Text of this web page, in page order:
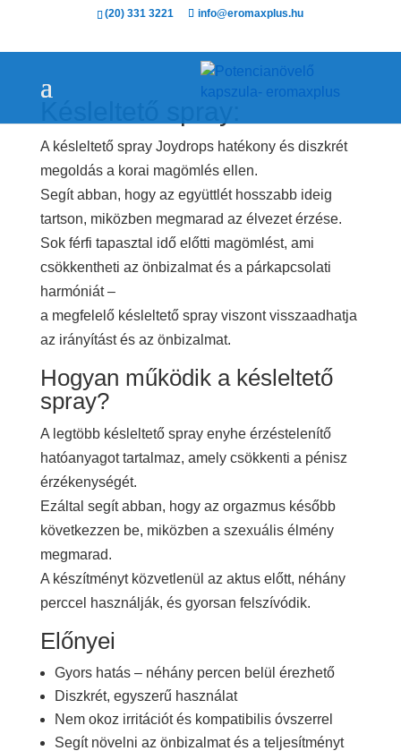
(20) 331 3221 info@eromaxplus.hu
A késleltető spray Joydrops hatékony és diszkrét
megoldás a korai magömlés ellen.
Segít abban, hogy az együttlét hosszabb ideig
tartson, miközben megmarad az élvezet érzése.
Sok férfi tapasztal idő előtti magömlést, ami
csökkentheti az önbizalmat és a párkapcsolati
harmóniát –
a megfelelő késleltető spray viszont visszaadhatja
az irányítást és az önbizalmat.
Hogyan működik a késleltető
spray?
A legtöbb késleltető spray enyhe érzéstelenítő
hatóanyagot tartalmaz, amely csökkenti a pénisz
érzékenységét.
Ezáltal segít abban, hogy az orgazmus később
következzen be, miközben a szexuális élmény
megmarad.
A készítményt közvetlenül az aktus előtt, néhány
perccel használják, és gyorsan felszívódik.
Előnyei
Gyors hatás – néhány percen belül érezhető
Diszkrét, egyszerű használat
Nem okoz irritációt és kompatibilis óvszerrel
Segít növelni az önbizalmat és a teljesítményt